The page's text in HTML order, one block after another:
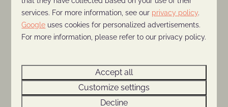
Ouwehands Dierenpark (6 km)
MTB-route Kwintelooijen (6 km)
services. For more information, see our privacy policy.
Google uses cookies for personalized advertisements.
For more information, please refer to our privacy policy.
Accept all
Customize settings
Decline